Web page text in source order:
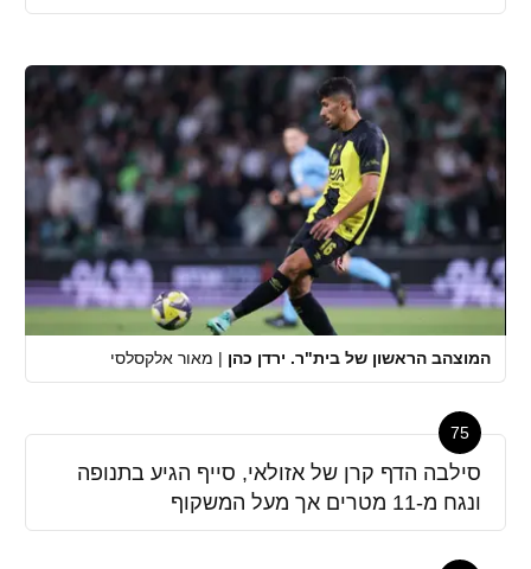
המוצהב הראשון של בית"ר. ירדן כהן | מאור אלקסלסי
75
סילבה הדף קרן של אזולאי, סייף הגיע בתנופה
ונגח מ-11 מטרים אך מעל המשקוף